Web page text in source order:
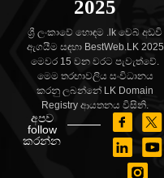
2025
ශ්‍රී ලංකාවේ හොඳම .lk වෙබ් අඩවි
ඇගයීම සඳහා BestWeb.LK 2025
මෙවර 15 වන වරට පැවැත්වේ.
මෙම තරඟාවලිය සංවිධානය
කරනු ලබන්නේ LK Domain
Registry ආයතනය විසිනි.
අපව
follow
කරන්න